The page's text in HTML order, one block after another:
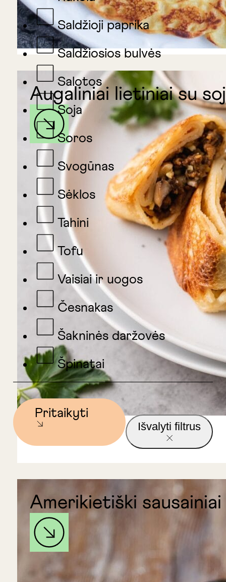
Saldžioji paprika
Saldžiosios bulvės
Salotos
Soja
Soros
Svogūnas
Sėklos
Tahini
Tofu
Vaisiai ir uogos
Česnakas
Šakninės daržovės
Špinatai
Pritaikyti
Išvalyti filtrus
Augaliniai lietiniai su
Amerikietiški